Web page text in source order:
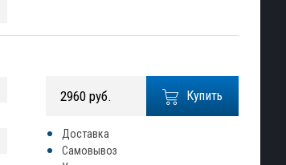
Купить
2960 руб.
Доставка
Самовывоз